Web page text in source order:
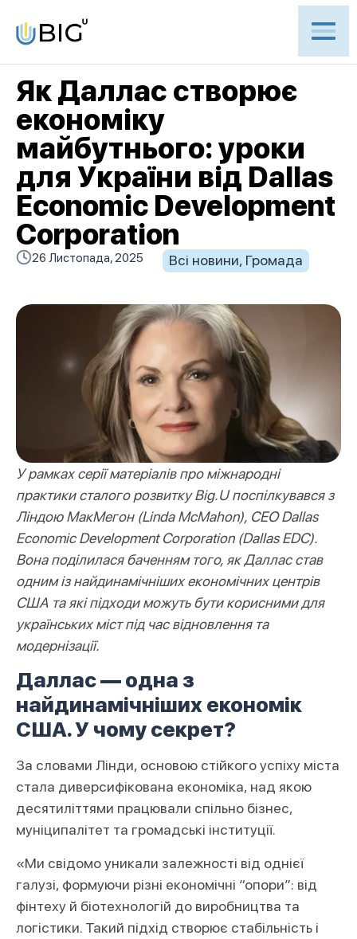
Як Даллас створює
економіку
майбутнього: уроки
для України від Dallas
Economic Development
Corporation
26 Листопада, 2025 Всі новини, Громада
У рамках серії матеріалів про міжнародні
практики сталого розвитку Big.U поспілкувався з
Ліндою МакМегон (Linda McMahon), СЕО Dallas
Economic Development Corporation (Dallas EDC).
Вона поділилася баченням того, як Даллас став
одним із найдинамічніших економічних центрів
США та які підходи можуть бути корисними для
українських міст під час відновлення та
модернізації.
Даллас — одна з
найдинамічніших економік
США. У чому секрет?
За словами Лінди, основою стійкого успіху міста
стала диверсифікована економіка, над якою
десятиліттями працювали спільно бізнес,
муніципалітет та громадські інституції.
«Ми свідомо уникали залежності від однієї
галузі, формуючи різні економічні “опори”: від
фінтеху й біотехнологій до виробництва та
логістики. Такий підхід створює стабільність і